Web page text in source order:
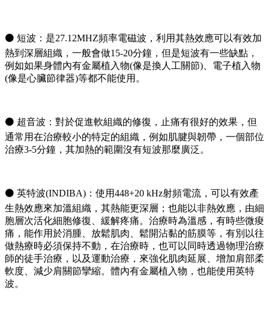
⚫ 短波：是27.12MHZ頻率電磁波，利用其熱效應可以有效加
熱到深層組織，一般會做15-20分鐘，但是短波有一些缺點，
例如如果身體內有金屬植入物(像是換人工關節)、電子植入物
(像是心臟節律器)等都不能使用。
⚫ 超音波：對於促進軟組織的修復，止痛有很好的效果，但
通常用在治療較小的特定的組織，例如肌腱與韌帶，一個部位
治療3-5分鐘，其加熱的範圍沒有短波那麼廣泛。
⚫ 英特波(INDIBA)：使用448+20 kHz射頻電流，可以有效產
生熱效應來加溫組織，其熱能更深層；也能以非熱效應，由細
胞層次活化細胞修復、緩解疼痛。治療時為溫感，有時些微痠
痛，能作用於消腫、放鬆肌肉、鬆開沾黏的筋膜等，有別以往
做熱療時必須保持不動，在治療時，也可以同時透過物理治療
師的徒手治療，以及運動治療，來強化肌肉延展、增加肩部柔
軟度、減少肩關節攣縮。體內有金屬植入物，也能使用英特
波。